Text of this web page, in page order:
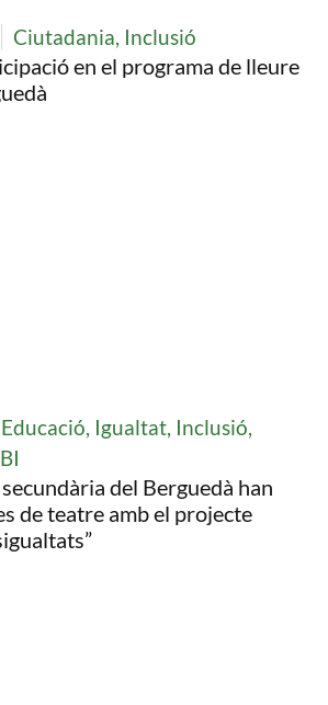
Ciutadania, Inclusió
en el programa de lleure
Educació, Igualtat, Inclusió,
del Berguedà han
de teatre amb el projecte